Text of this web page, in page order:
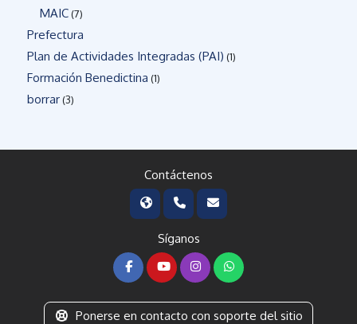
MAIC(7)
Prefectura
Plan de Actividades Integradas (PAI) (1)
Formación Benedictina (1)
borrar(3)
Contáctenos
Síganos
Ponerse en contacto con soporte del sitio